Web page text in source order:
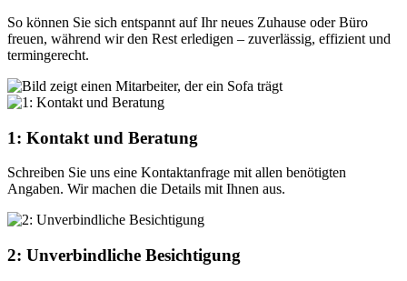
So können Sie sich entspannt auf Ihr neues Zuhause oder Büro
freuen, während wir den Rest erledigen – zuverlässig, effizient und
termingerecht.
1: Kontakt und Beratung
Schreiben Sie uns eine Kontaktanfrage mit allen benötigten
Angaben. Wir machen die Details mit Ihnen aus.
2: Unverbindliche Besichtigung